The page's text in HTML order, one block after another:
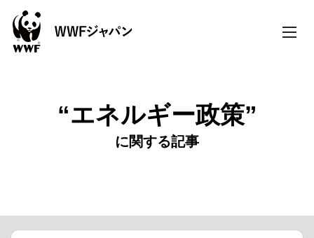
toggle
“エネルギー政策”
に関する記事